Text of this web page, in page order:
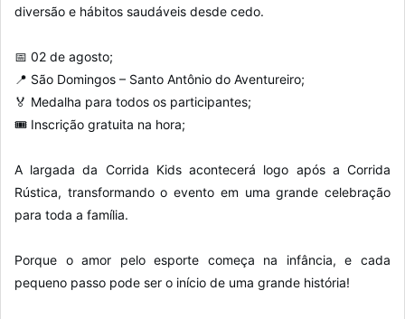
diversão e hábitos saudáveis desde cedo.
📅 02 de agosto;
📍 São Domingos – Santo Antônio do Aventureiro;
🏅 Medalha para todos os participantes;
🎟️ Inscrição gratuita na hora;
A largada da Corrida Kids acontecerá logo após a Corrida
Rústica, transformando o evento em uma grande celebração
para toda a família.
Porque o amor pelo esporte começa na infância, e cada
pequeno passo pode ser o início de uma grande história!